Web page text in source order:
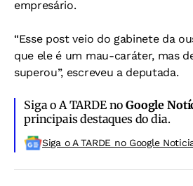
empresário.
“Esse post veio do gabinete da
que ele é um mau-caráter, mas
superou”, escreveu a deputada.
Siga o A TARDE noGoogle
principais destaques do dia.
Siga o A TARDE no Google